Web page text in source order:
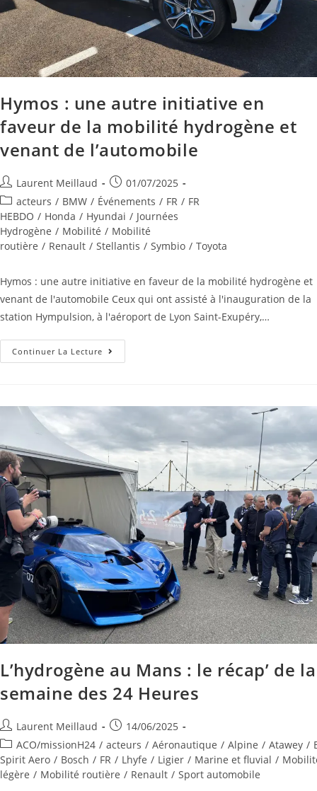
Hymos : une autre initiative en
faveur de la mobilité hydrogène et
venant de l’automobile
Laurent Meillaud
01/07/2025
acteurs / BMW / Événements / FR / FR
HEBDO / Honda / Hyundai / Journées
Hydrogène / Mobilité / Mobilité
routière / Renault / Stellantis / Symbio / Toyota
Hymos : une autre initiative en faveur de la mobilité hydrogène et
venant de l'automobile Ceux qui ont assisté à l'inauguration de la
station Hympulsion, à l'aéroport de Lyon Saint-Exupéry,…
Continuer La Lecture
L’hydrogène au Mans : le récap’ de la
semaine des 24 Heures
Laurent Meillaud
14/06/2025
ACO/missionH24 / acteurs / Aéronautique / Alpine / Atawey /
Spirit Aero / Bosch / FR / Lhyfe / Ligier / Marine et fluvial /
légère / Mobilité routière / Renault / Sport automobile